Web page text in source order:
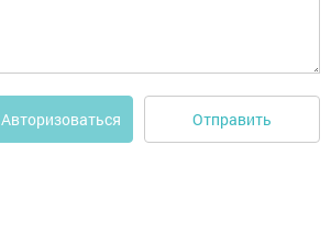
Авторизоваться Отправить